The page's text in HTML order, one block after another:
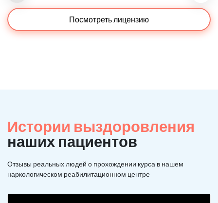
Посмотреть лицензию
Истории выздоровления
наших пациентов
Отзывы реальных людей о прохождении курса в нашем
наркологическом реабилитационном центре